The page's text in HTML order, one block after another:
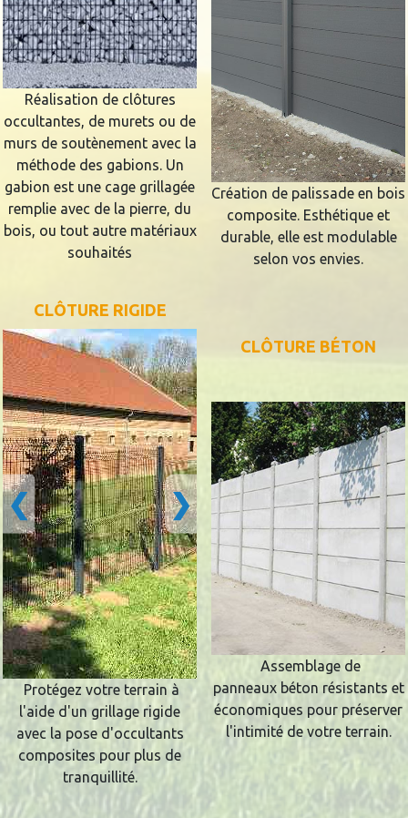
Réalisation de clôtures
occultantes, de murets ou de
murs de soutènement avec la
méthode des gabions. Un
gabion est une cage grillagée
remplie avec de la pierre, du
bois, ou tout autre matériaux
souhaités
Création de palissade en bois
composite. Esthétique et
durable, elle est modulable
selon vos envies.
CLÔTURE RIGIDE
❮ ❯
Protégez votre terrain à
l'aide d'un grillage rigide
avec la pose d'occultants
composites pour plus de
tranquillité.
CLÔTURE BÉTON
Assemblage de
panneaux béton résistants et
économiques pour préserver
l'intimité de votre terrain.